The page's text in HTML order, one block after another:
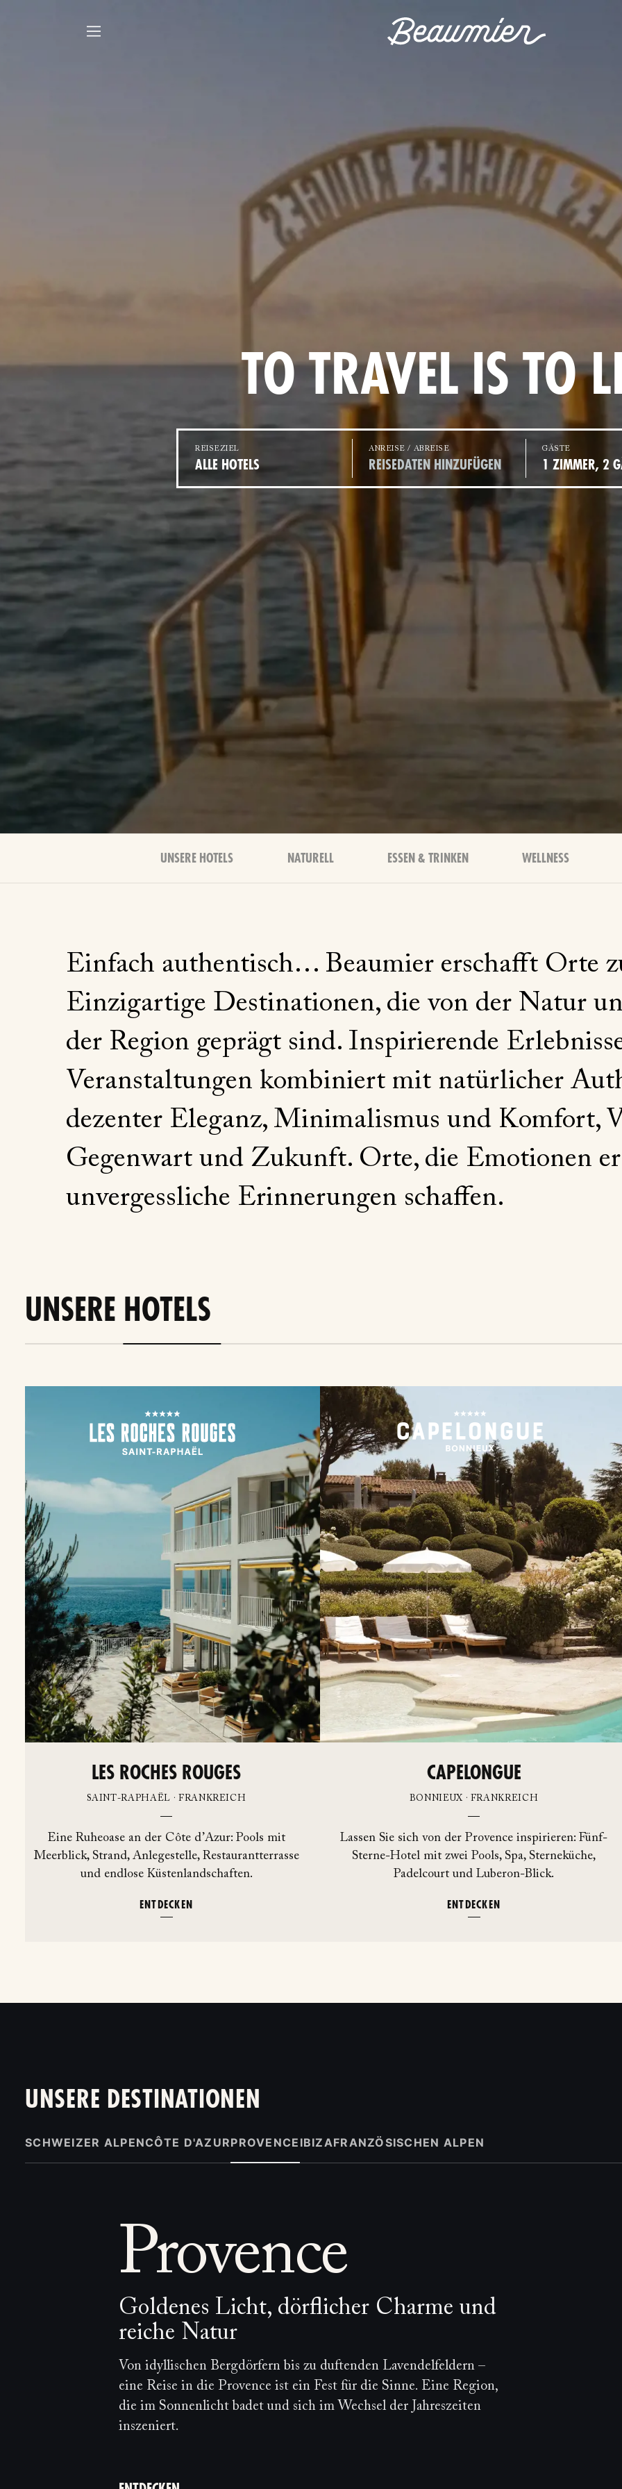
TO TRAVEL IS TO
REISEZIEL
ALLE HOTELS
ANREISE / ABREISE
REISEDATEN HINZUFÜGEN
GÄSTE
1 ZIMMER, 2
UNSERE HOTELS NATURELL ESSEN & TRINKEN WELLNESS
Einfach authentisch… Beaumier erschafft Orte
Einzigartige Destinationen, die von der Natur
der Region geprägt sind. Inspirierende
Veranstaltungen kombiniert mit natürlicher
dezenter Eleganz, Minimalismus und Komfort,
Gegenwart und Zukunft. Orte, die Emotionen
unvergessliche Erinnerungen schaffen.
UNSERE HOTELS
LES ROCHES ROUGES
SAINT-RAPHAËL · FRANKREICH
Eine Ruheoase an der Côte d’Azur: Pools mit
Meerblick, Strand, Anlegestelle, Restaurantterrasse
und endlose Küstenlandschaften.
ENTDECKEN
CAPELONGUE
BONNIEUX · FRANKREICH
Lassen Sie sich von der Provence inspirieren: Fünf-
Sterne-Hotel mit zwei Pools, Spa, Sterneküche,
Padelcourt und Luberon-Blick.
ENTDECKEN
UNSERE DESTINATIONEN
SCHWEIZER ALPENCÔTE D'AZURPROVENCE IBIZAFRANZÖSISCHEN ALPEN
Ibiza
Eine Reise ins Herz der weißen Insel
Lassen Sie sich von Ibiza in seinen Bann ziehen. Getragen vom
Rhythmus des Meeres und der Sonne entführt Sie die Insel in
entlegene Buchten und strahlend weiße Dörfer.